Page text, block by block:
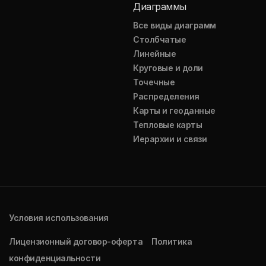
Диаграммы
Все виды диаграмм
Столбчатые
Линейные
Круговые и доли
Точечные
Распределения
Карты и геоданные
Тепловые карты
Иерархии и связи
Условия использования
Лицензионный договор-оферта
Политика
конфиденциальности